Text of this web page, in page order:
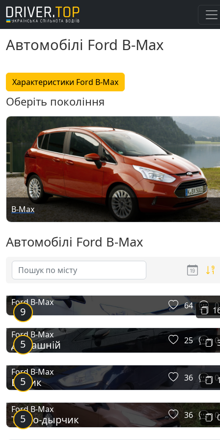
Автомобілі Ford B-Max
Характеристики Ford B-Max
Оберіть покоління
B-Max
Автомобілі Ford B-Max
9
Ford B-Max 64 0
5
Ford B-Max
Домашній 25 0
5
Ford B-Max
Бемик 36 0
5
Ford B-Max
Турбо-дырчик 36 0